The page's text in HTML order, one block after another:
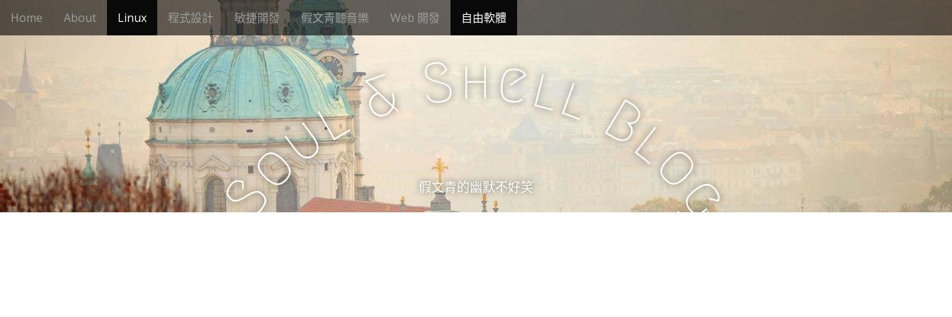
M
e
i
c
n
t
Home About Linux 程式設計 敏捷開發 假文青聽音樂 Web 開發 自由軟體
S
o
u
l& Shell B
l
o
g
假文青的幽默不好笑